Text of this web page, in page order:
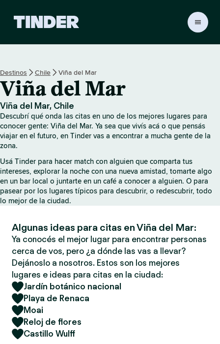
o
d
i
n
d
Destinos Chile Viña del Mar
Viña del Mar
Viña del Mar, Chile
Descubrí qué onda las citas en uno de los mejores lugares para
conocer gente: Viña del Mar. Ya sea que vivís acá o que pensás
viajar en el futuro, en Tinder vas a encontrar a mucha gente de la
zona.
Usá Tinder para hacer match con alguien que comparta tus
intereses, explorar la noche con una nueva amistad, tomarte algo
en un bar local o juntarte en un café a conocer a alguien. O para
pasear por los lugares típicos para descubrir, o redescubrir, todo
lo mejor de la ciudad.
Algunas ideas para citas en Viña del Mar:
Ya conocés el mejor lugar para encontrar personas
cerca de vos, pero ¿a dónde las vas a llevar?
Dejánoslo a nosotros. Estos son los mejores
lugares e ideas para citas en la ciudad:
Jardín botánico nacional
Playa de Renaca
Moai
Reloj de flores
Castillo Wulff